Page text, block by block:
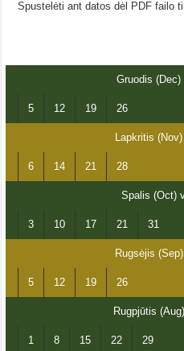
Spustelėti ant datos dėl PDF failo
Gruodis (Dec)
5 12 19 26
Lapkritis
6 14 21 28
Spalis (Oct)
3 10 17 21 31
Rugsėjis
5 12 19 26
Rugpjūtis
1 8 15 22 29